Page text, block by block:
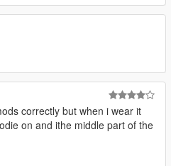
correctly but when i wear it
on and ithe middle part of the